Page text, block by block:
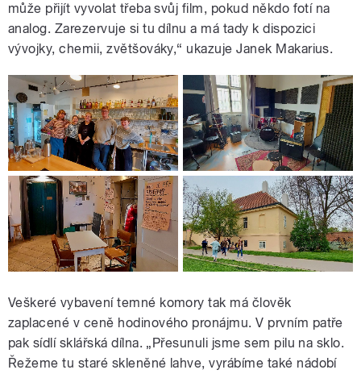
může přijít vyvolat třeba svůj film, pokud někdo fotí na
analog. Zarezervuje si tu dílnu a má tady k dispozici
vývojky, chemii, zvětšováky,“ ukazuje Janek Makarius.
Veškeré vybavení temné komory tak má člověk
zaplacené v ceně hodinového pronájmu. V prvním patře
pak sídlí sklářská dílna. „Přesunuli jsme sem pilu na sklo.
Řežeme tu staré skleněné lahve, vyrábíme také nádobí